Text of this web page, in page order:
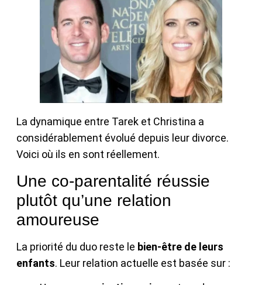
La dynamique entre Tarek et Christina a
considérablement évolué depuis leur divorce.
Voici où ils en sont réellement.
Une co-parentalité réussie
plutôt qu’une relation
amoureuse
La priorité du duo reste le bien-être de leurs
enfants. Leur relation actuelle est basée sur :